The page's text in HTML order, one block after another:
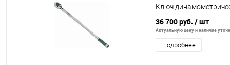
Ключ
36 700 руб. / шт
Актуальную цену и наличие
Подробнее